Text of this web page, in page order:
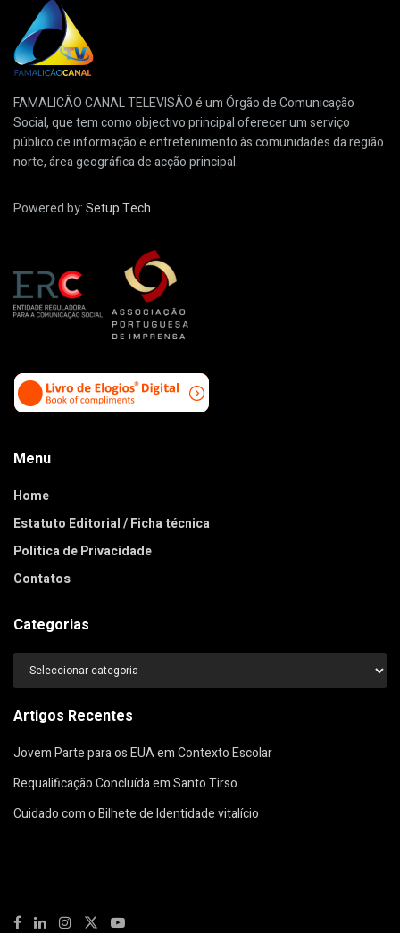
FAMALICÃO CANAL TELEVISÃO é um Órgão de Comunicação
Social, que tem como objectivo principal oferecer um serviço
público de informação e entretenimento às comunidades da região
norte, área geográfica de acção principal.
Powered by:Setup Tech
Menu
Home
Estatuto Editorial / Ficha técnica
Política de Privacidade
Contatos
Categorias
Categorias
Artigos Recentes
Jovem Parte para os EUA em Contexto Escolar
Requalificação Concluída em Santo Tirso
Cuidado com o Bilhete de Identidade vitalício